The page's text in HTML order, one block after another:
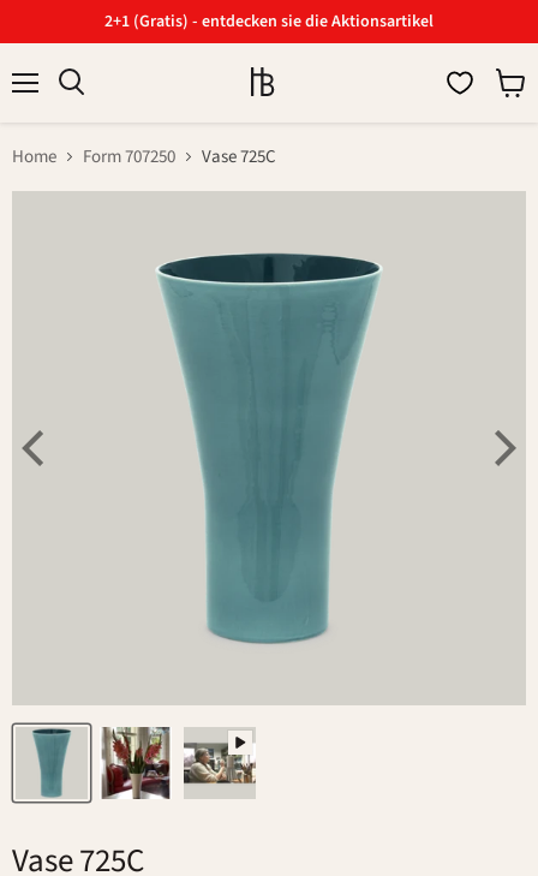
2+1 (Gratis) - entdecken sie die Aktionsartikel
Home Form 707250 Vase 725C
Vase 725C